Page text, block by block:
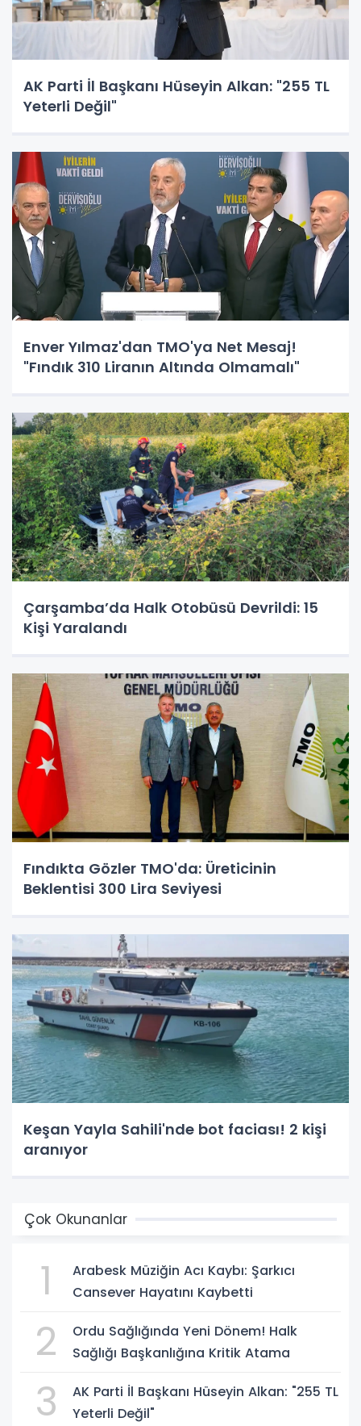
AK Parti İl Başkanı Hüseyin Alkan: "255 TL
Yeterli Değil"
Enver Yılmaz'dan TMO'ya Net Mesaj!
"Fındık 310 Liranın Altında Olmamalı"
Çarşamba’da Halk Otobüsü Devrildi: 15
Kişi Yaralandı
Fındıkta Gözler TMO'da: Üreticinin
Beklentisi 300 Lira Seviyesi
Keşan Yayla Sahili'nde bot faciası! 2 kişi
aranıyor
Çok Okunanlar
1
Arabesk Müziğin Acı Kaybı: Şarkıcı
Cansever Hayatını Kaybetti
2
Ordu Sağlığında Yeni Dönem! Halk
Sağlığı Başkanlığına Kritik Atama
3
AK Parti İl Başkanı Hüseyin Alkan: "255 TL
Yeterli Değil"